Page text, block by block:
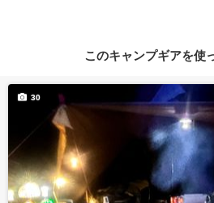
このキャンプギアを使
30